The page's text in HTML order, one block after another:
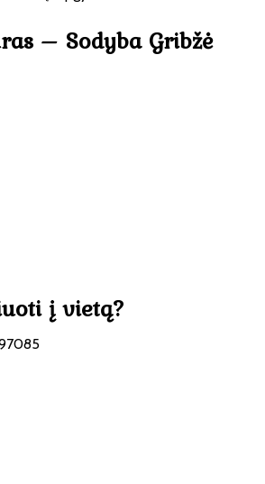
– Sodyba Gribžė
į vietą?